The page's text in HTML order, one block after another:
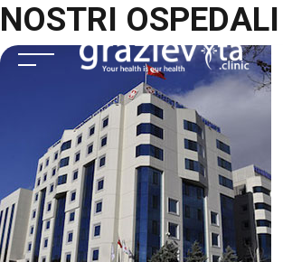
Skip
to
content
PAGINA PRINCIPALE
AZIENDALE
SERVIZI DI CURA
NOSTRI OSPEDALI